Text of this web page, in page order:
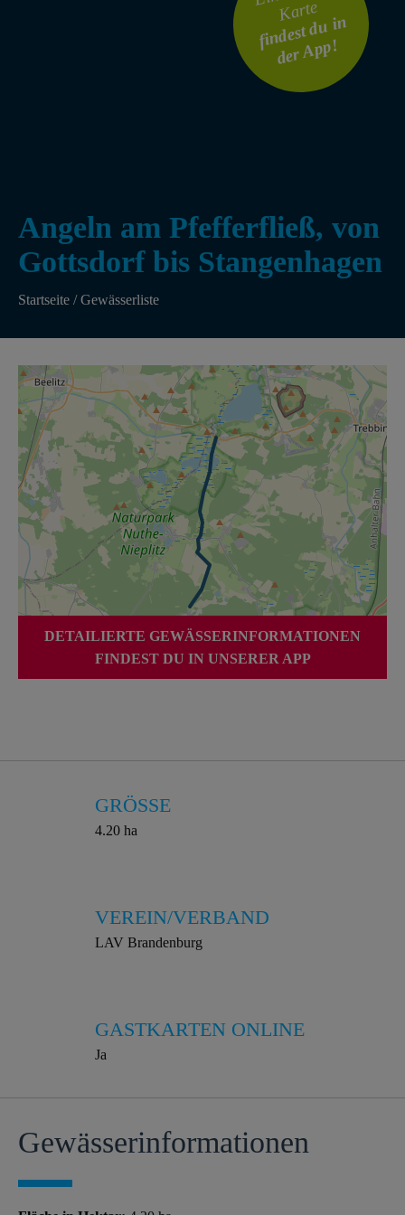
Angeln am Pfefferfließ, von
Gottsdorf bis Stangenhagen
Startseite /Gewässerliste
Karte
findest du in
der App!
DETAILIERTE GEWÄSSERINFORMATIONEN
FINDEST DU IN UNSERER APP
GRÖSSE
4.20 ha
VEREIN/VERBAND
LAV Brandenburg
GASTKARTEN ONLINE
Ja
Gewässer­informationen